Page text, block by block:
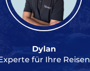
Dylan
für Ihre Reisen